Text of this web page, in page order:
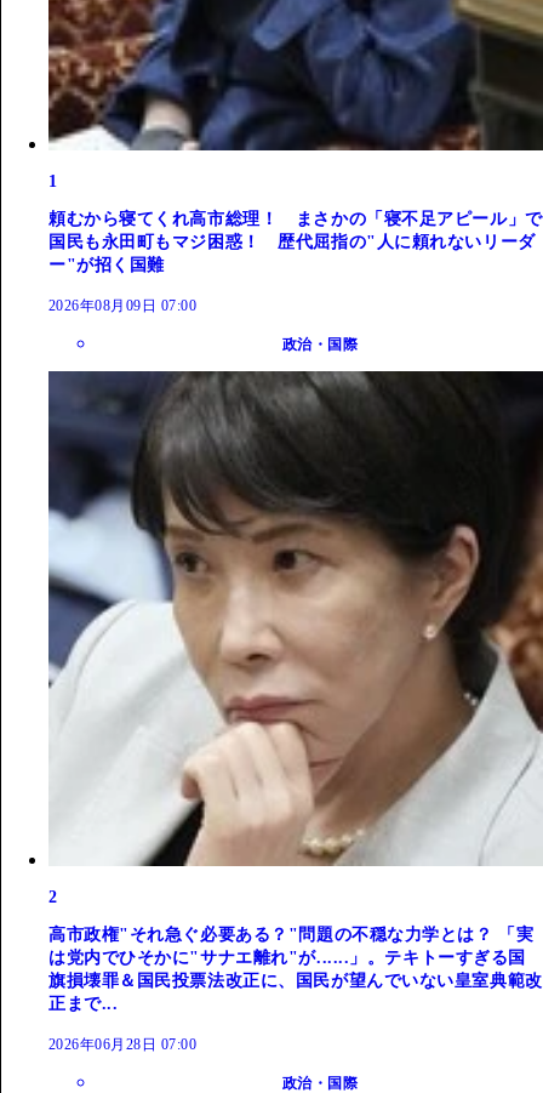
1
頼むから寝てくれ高市総理！ まさかの「寝不足アピール」で
国民も永田町もマジ困惑！ 歴代屈指の"人に頼れないリーダ
ー"が招く国難
2026年08月09日 07:00
政治・国際
2
高市政権"それ急ぐ必要ある？"問題の不穏な力学とは？ 「実
は党内でひそかに"サナエ離れ"が......」。テキトーすぎる国
旗損壊罪＆国民投票法改正に、国民が望んでいない皇室典範改
正まで...
2026年06月28日 07:00
政治・国際